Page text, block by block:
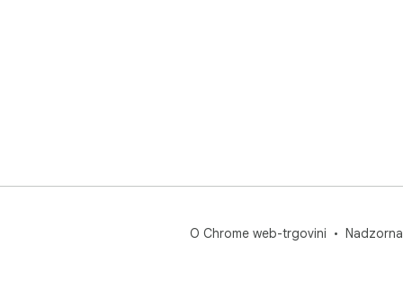
O Chrome web-trgovini